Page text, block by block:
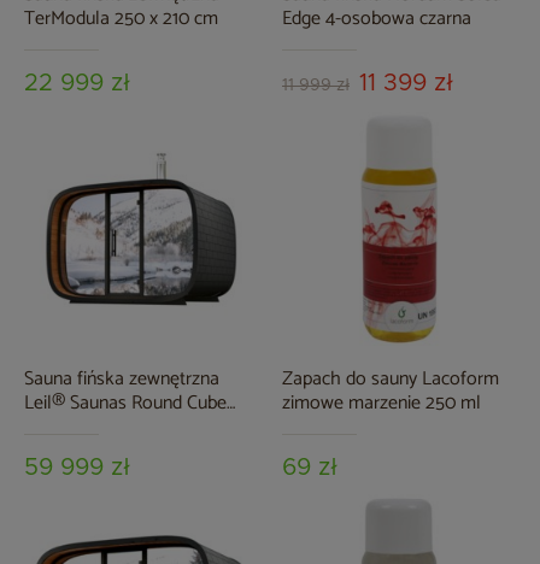
TerModula 250 x 210 cm
22 999 zł
Edge 4-osobowa czarna
11 999 zł 11 399 zł
Sauna fińska zewnętrzna
Leil® Saunas Round Cube
59 999 zł
Zapach do sauny Lacoform
zimowe marzenie 250 ml
69 zł